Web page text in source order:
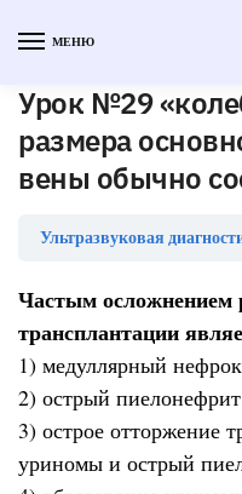
МЕНЮ
Урок №29
размера
вены обычно
Ультразвуковая
Частым осложнением
трансплантации
1) медуллярный
2) острый пиелонефрит
3) острое отторжение
уриномы и острый